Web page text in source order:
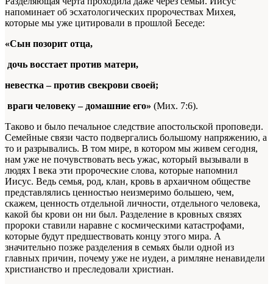
напоминает об эсхатологических пророчествах Михея,
которые мы уже цитировали в прошлой Беседе:
«Сын позорит отца,
дочь восстает против матери,
невестка – против свекрови своей;
враги человеку – домашние его» (Мих. 7:6).
Таково и было печальное следствие апостольской проповеди.
Семейные связи часто подвергались большому напряжению, а
то и разрывались. В том мире, в котором мы живем сегодня,
нам уже не почувствовать весь ужас, который вызывали в
людях I века эти пророческие слова, которые напомнил
Иисус. Ведь семья, род, клан, кровь в архаичном обществе
представлялись ценностью неизмеримо большею, чем,
скажем, ценность отдельной личности, отдельного человека,
какой бы крови он ни был. Разделение в кровных связях
пророки ставили наравне с космическими катастрофами,
которые будут предшествовать концу этого мира. А
значительно позже разделения в семьях были одной из
главных причин, почему уже не иудеи, а римляне ненавидели
христианство и преследовали христиан.